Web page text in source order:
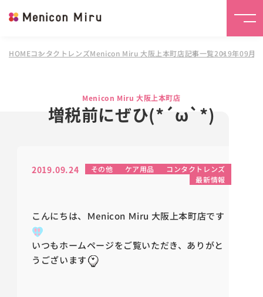
HOMEコンタクトレンズMenicon Miru 大阪上本町店記事一覧2019年09月
Menicon Miru 大阪上本町店
増税前にぜひ(*´ω`*)
2019.09.24 その他 ケア用品
コンタクトレンズ
最新情報
こんにちは、Ｍenicon Ｍiru 大阪上本町店です
いつもホームページをご覧いただき、ありがと
うございます